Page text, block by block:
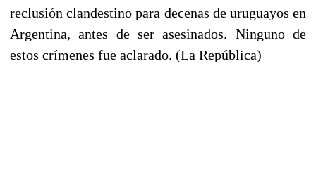
reclusión clandestino para decenas de uruguayos en
Argentina, antes de ser asesinados. Ninguno de
estos crímenes fue aclarado. (La República)